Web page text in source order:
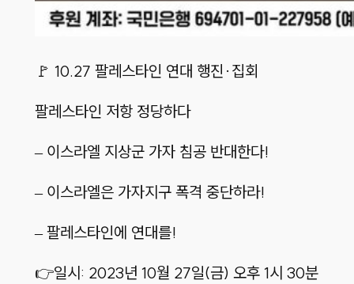
🚩 10.27 팔레스타인 연대 행진·집회
팔레스타인 저항 정당하다
– 이스라엘 지상군 가자 침공 반대한다!
– 이스라엘은 가자지구 폭격 중단하라!
– 팔레스타인에 연대를!
👉일시: 2023년 10월 27일(금) 오후 1시 30분